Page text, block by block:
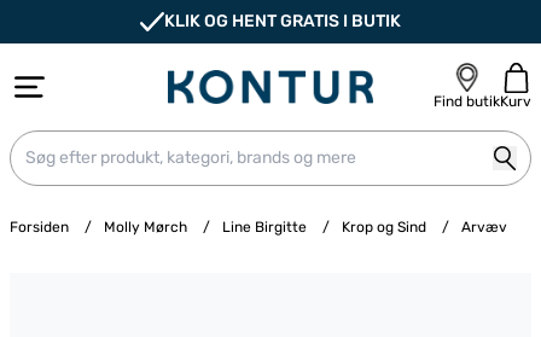
KLIK OG HENT GRATIS I BUTIK
Find butikKurv
Forsiden / Molly Mørch / Line Birgitte / Krop og Sind / Arvæv